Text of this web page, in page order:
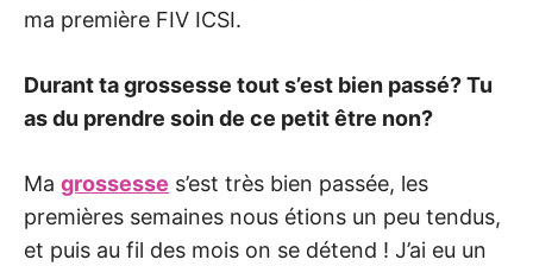
ma première FIV ICSI.
Durant ta grossesse tout s’est bien passé? Tu
as du prendre soin de ce petit être non?
Ma grossesse s’est très bien passée, les
premières semaines nous étions un peu tendus,
et puis au fil des mois on se détend ! J’ai eu un